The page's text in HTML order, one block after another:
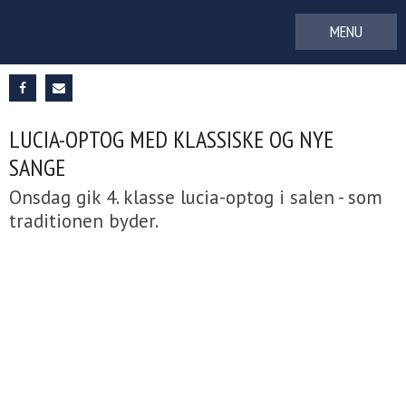
LUCIA-OPTOG MED KLASSISKE OG NYE
SANGE
Onsdag gik 4. klasse lucia-optog i salen - som
traditionen byder.